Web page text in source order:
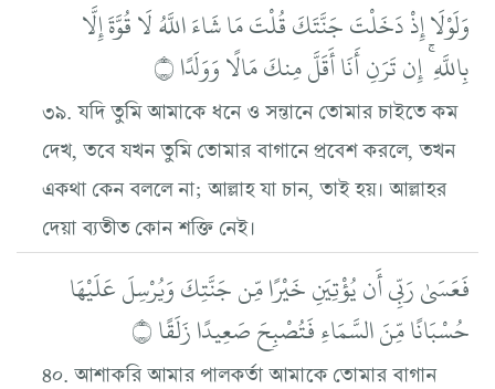
وَلَوْلَا إِذْ دَخَلْتَ جَنَّتَكَ قُلْتَ مَا شَاءَ اللَّهُ لَا قُوَّةَ إِلَّا
بِاللَّهِ ۚ إِن تَرَنِ أَنَا أَقَلَّ مِنكَ مَالًا وَوَلَدًا ۝
৩৯. যদি তুমি আমাকে ধনে ও সন্তানে তোমার চাইতে কম
দেখ, তবে যখন তুমি তোমার বাগানে প্রবেশ করলে, তখন
একথা কেন বললে না; আল্লাহ যা চান, তাই হয়। আল্লাহর
দেয়া ব্যতীত কোন শক্তি নেই।
فَعَسَىٰ رَبِّي أَن يُؤْتِيَنِ خَيْرًا مِّن جَنَّتِكَ وَيُرْسِلَ عَلَيْهَا
حُسْبَانًا مِّنَ السَّمَاءِ فَتُصْبِحَ صَعِيدًا زَلَقًا ۝
৪০. আশাকরি আমার পালকর্তা আমাকে তোমার বাগান